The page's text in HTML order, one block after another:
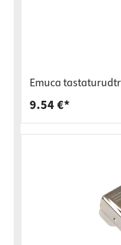
Emuca
9.54 €*